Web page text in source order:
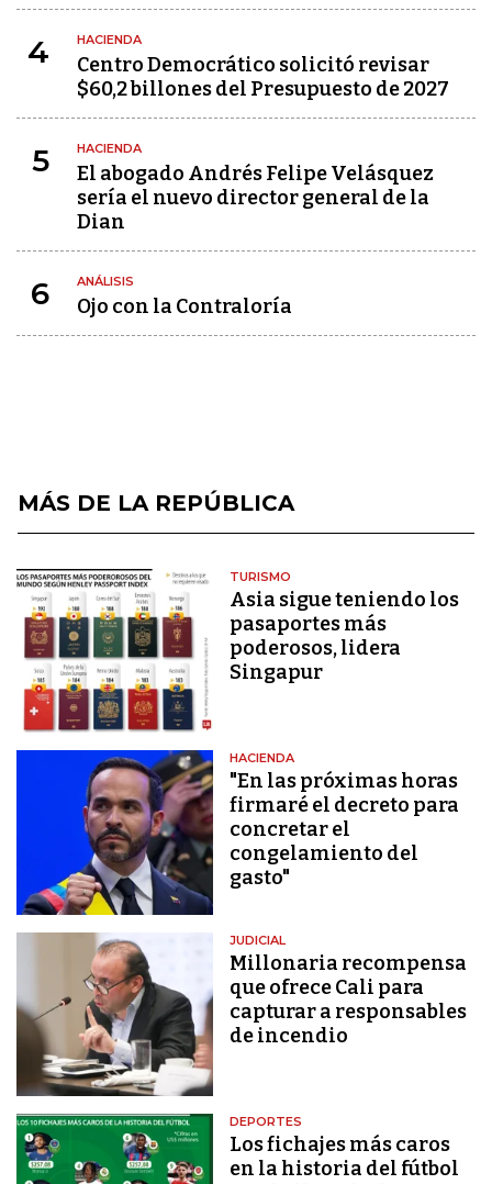
4 HACIENDA
Centro Democrático solicitó revisar
$60,2 billones del Presupuesto de 2027
5 HACIENDA
El abogado Andrés Felipe Velásquez
sería el nuevo director general de la
Dian
6 ANÁLISIS
Ojo con la Contraloría
MÁS DE LA REPÚBLICA
TURISMO
Asia sigue teniendo los
pasaportes más
poderosos, lidera
Singapur
HACIENDA
"En las próximas horas
firmaré el decreto para
concretar el
congelamiento del
gasto"
JUDICIAL
Millonaria recompensa
que ofrece Cali para
capturar a responsables
de incendio
DEPORTES
Los fichajes más caros
en la historia del fútbol